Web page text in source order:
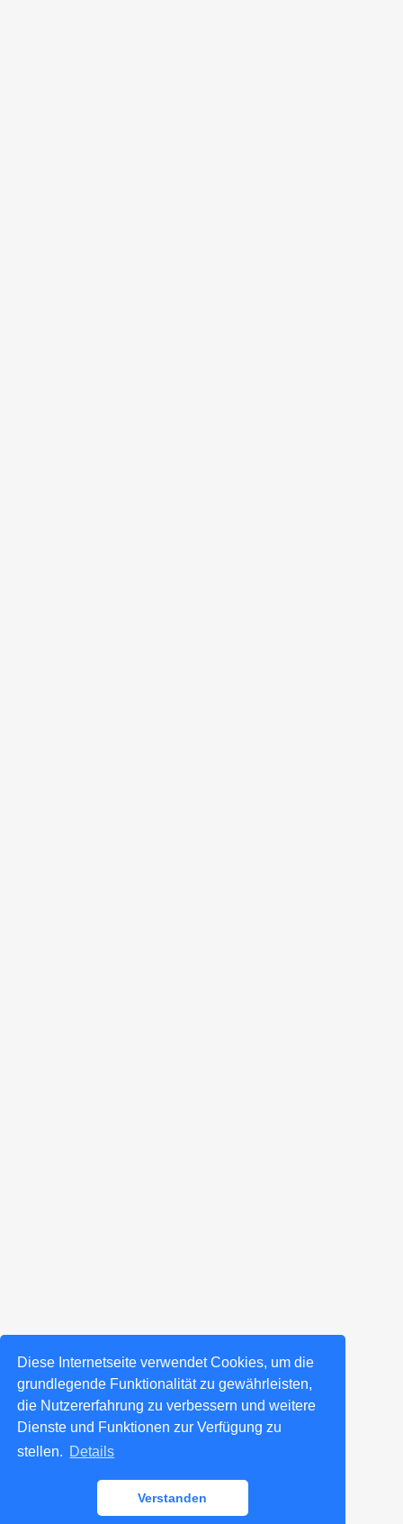
Diese Internetseite verwendet Cookies, um die
grundlegende Funktionalität zu gewährleisten,
die Nutzererfahrung zu verbessern und weitere
Dienste und Funktionen zur Verfügung zu
stellen. Details
Verstanden